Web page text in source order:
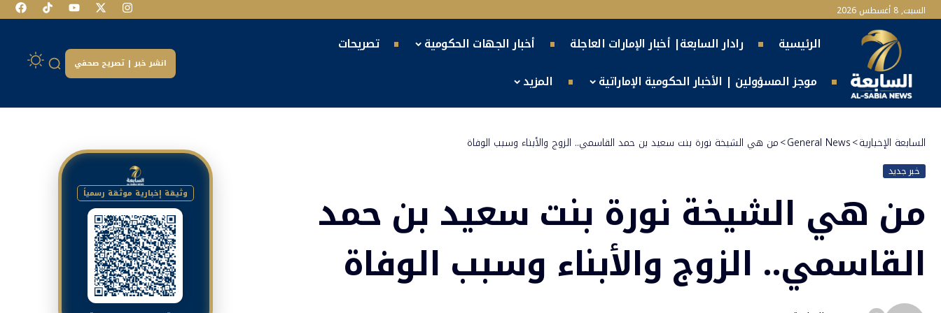
السبت, 8 أغسطس 2026
الرئيسية رادار السابعة| أخبار الإمارات العاجلة أخبار الجهات الحكومية
تصريحات
موجز المسؤولين | الأخبار الحكومية الإماراتية
المزيد
انشر خبر | تصريح صحفي
السابعة الإخبارية>
General News
>من هي الشيخة نورة بنت سعيد بن حمد القاسمي.. الزوج والأبناء وسبب الوفاة
خبر جديد
من هي الشيخة نورة بنت سعيد بن حمد
القاسمي.. الزوج والأبناء وسبب الوفاة
وثيقة إخبارية موثقة رسمياً